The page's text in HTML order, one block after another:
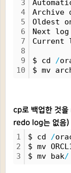
3
4
5
6
7
8
9
10
Oldest
Next
$ cd /
$ mv
cp로 백업한 것
redo log는 없음)
1
2
3
$ cd /
$ mv
$ mv bak/